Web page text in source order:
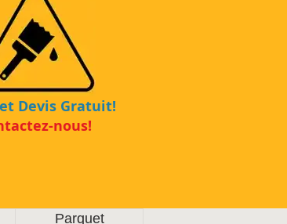
Devis Gratuit!
nous!
Parquet